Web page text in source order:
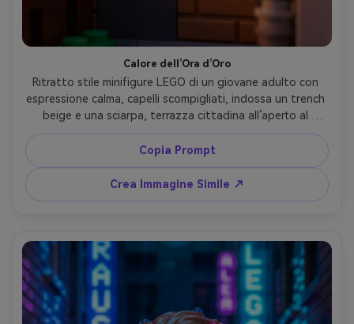
Calore dell’Ora d’Oro
Ritratto stile minifigure LEGO di un giovane adulto con
espressione calma, capelli scompigliati, indossa un trench
beige e una sciarpa, terrazza cittadina all’aperto al
tramonto, bagliore caldo dell’ora d’oro, luce morbida sui
capelli e sulle spalle, sfondo sfocato tipo bokeh in un
mondo di mattoncini, colori vivaci ma naturali, texture
dettagliata di plastica e piccole giunture, sfumature 3D
gradevoli, identità mantenuta, calore cinematografico,
Copia Prompt
Crea Immagine Simile ↗